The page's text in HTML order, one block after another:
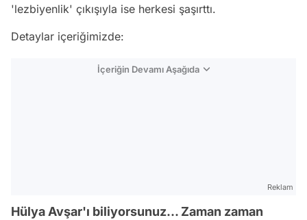
'lezbiyenlik' çıkışıyla ise herkesi şaşırttı.
Detaylar içeriğimizde:
İçeriğin Devamı Aşağıda
Reklam
Hülya Avşar'ı biliyorsunuz... Zaman zaman